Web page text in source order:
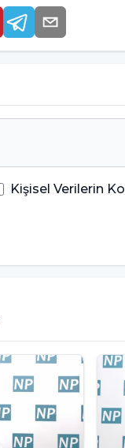
en
ilişkin
ve ani ölümler
dedi.
olmayan bir
kişi olarak
şiştiği bir çağ
Kişisel Verilerin